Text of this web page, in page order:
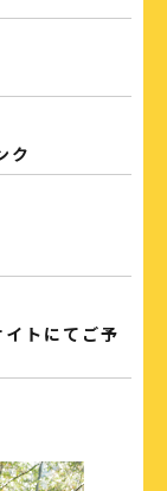
ク
トにてご予